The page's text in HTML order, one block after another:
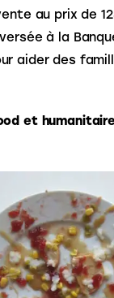
au prix de
à la
aider des
et